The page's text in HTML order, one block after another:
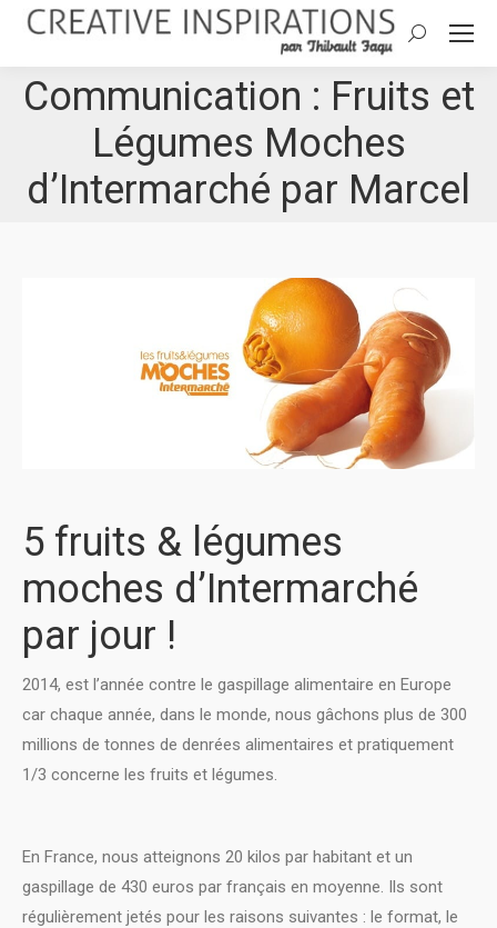
Search:
Communication : Fruits et
Légumes Moches
d’Intermarché par Marcel
5 fruits & légumes
moches d’Intermarché
par jour !
2014, est l’année contre le gaspillage alimentaire en Europe
car chaque année, dans le monde, nous gâchons plus de 300
millions de tonnes de denrées alimentaires et pratiquement
1/3 concerne les fruits et légumes.
En France, nous atteignons 20 kilos par habitant et un
gaspillage de 430 euros par français en moyenne. Ils sont
régulièrement jetés pour les raisons suivantes : le format, le